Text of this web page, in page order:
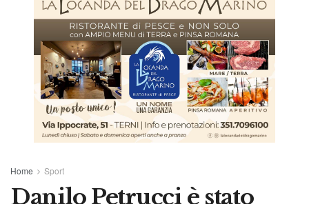
Home Sport
Danilo Petrucci è stato